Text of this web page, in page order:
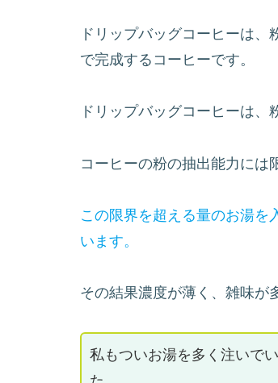
ドリップコーヒーを美味し
ます。
たくさん飲
で完成するコーヒーです。
ドリップバッグコーヒーは、